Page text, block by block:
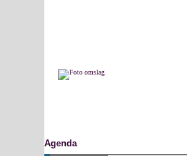
Agenda